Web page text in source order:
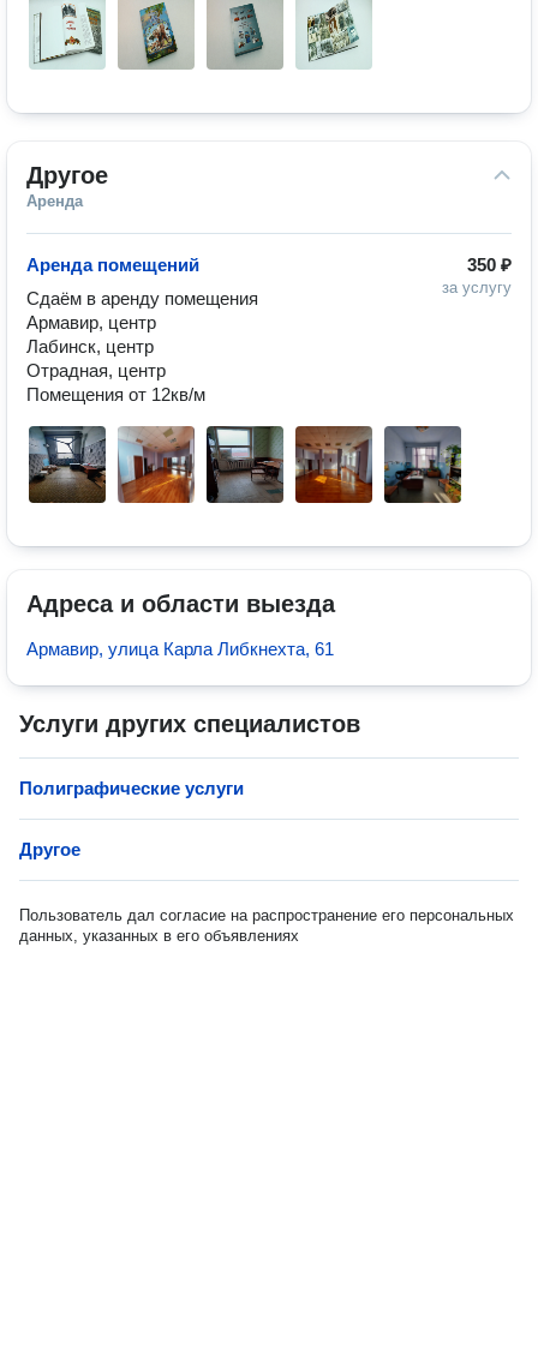
Другое
Аренда
350 ₽
за услугу
Аренда помещений
Сдаём в аренду помещения
Армавир, центр
Лабинск, центр
Отрадная, центр
Помещения от 12кв/м
Адреса и области выезда
Армавир, улица Карла Либкнехта, 61
Услуги других специалистов
Полиграфические услуги
Другое
Пользователь дал согласие на распространение его персональных
данных, указанных в его объявлениях